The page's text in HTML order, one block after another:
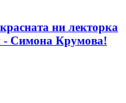
ни лекторка
- Симона Крумова!